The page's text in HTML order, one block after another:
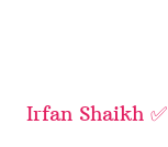
Irfan Shaikh ✅